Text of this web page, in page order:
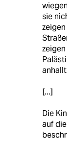
sie
[...]
Die
auf